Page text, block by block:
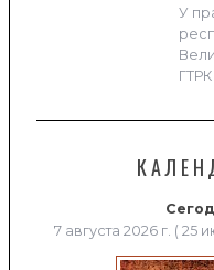
У
7 августа 2026 г. ( 25